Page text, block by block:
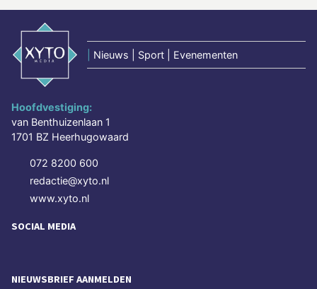
Nieuws | Sport | Evenementen
Hoofdvestiging:
van Benthuizenlaan 1
1701 BZ Heerhugowaard
072 8200 600
redactie@xyto.nl
www.xyto.nl
SOCIAL MEDIA
NIEUWSBRIEF AANMELDEN